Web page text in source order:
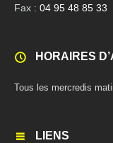
Fax : 04 95 48 85 33
HORAIRES
Tous les mercredis
LIENS